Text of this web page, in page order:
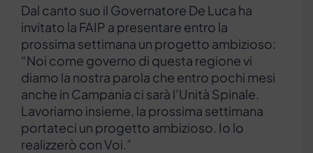
Dal canto suo il Governatore De Luca ha
invitato la FAIP a presentare entro la
prossima settimana un progetto ambizioso:
“Noi come governo di questa regione vi
diamo la nostra parola che entro pochi mesi
anche in Campania ci sarà l’Unità Spinale.
Lavoriamo insieme, la prossima settimana
portateci un progetto ambizioso. Io lo
realizzerò con Voi.”